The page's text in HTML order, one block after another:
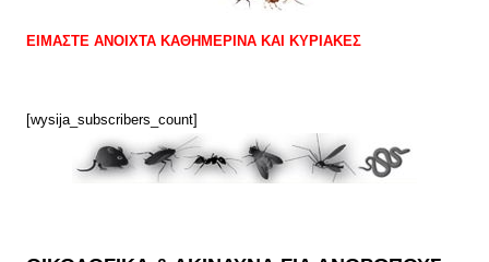
ΕΙΜΑΣΤΕ ΑΝΟΙΧΤΑ ΚΑΘΗΜΕΡΙΝΑ ΚΑΙ ΚΥΡΙΑΚΕΣ
[wysija_subscribers_count]